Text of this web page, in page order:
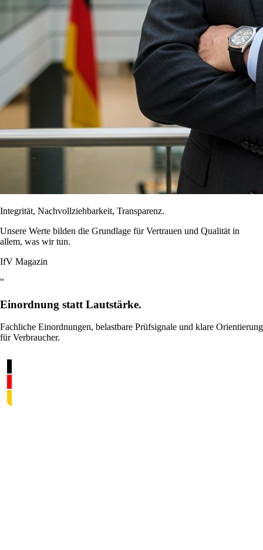
Integrität, Nachvollziehbarkeit, Transparenz.
Unsere Werte bilden die Grundlage für Vertrauen und Qualität in
allem, was wir tun.
IfV Magazin
“
Einordnung statt Lautstärke.
Fachliche Einordnungen, belastbare Prüfsignale und klare Orientierung
für Verbraucher.